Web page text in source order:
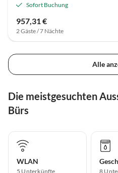
Sofort Buchung
957,31 €
2 Gäste / 7 Nächte
Alle
Die meistgesuchten
Bürs
WLAN
5 Unterkünfte 8